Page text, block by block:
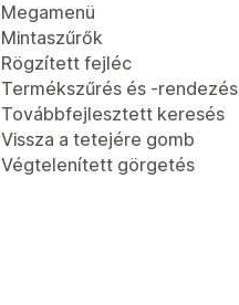
Megamenü
Mintaszűrők
Rögzített fejléc
Termékszűrés és -rendezés
Továbbfejlesztett keresés
Vissza a tetejére gomb
Végtelenített görgetés